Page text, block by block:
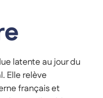
latente au jour du
Elle relève
français et